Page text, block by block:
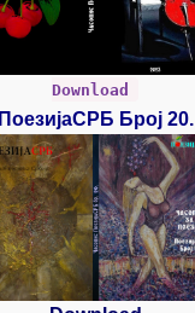
Download
ПоезијаСРБ Број 20.